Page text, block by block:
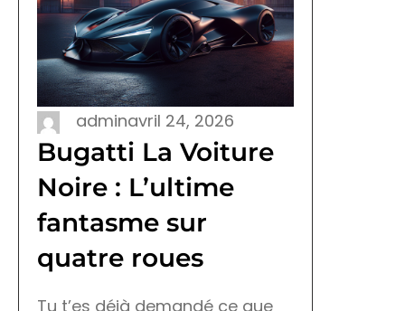
adminavril 24, 2026
Bugatti La Voiture
Noire : L’ultime
fantasme sur
quatre roues
Tu t’es déjà demandé ce que